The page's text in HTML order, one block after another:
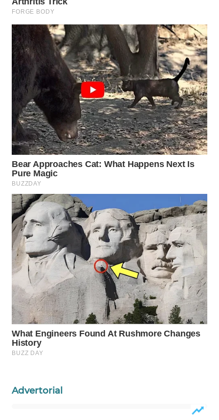
Advertorial
WN
MANDALIKA
WN
LIKUPANG
WN
LABUANBAJO
WN
BORNEO
Wahana
Media
Group
WAHANA
NEWS
WAHANA
TANI
WAHANA
ADVOKAT
WAHANA
INFRASTRUKTUR
WAHANA
KONSUMEN
LISTRIK